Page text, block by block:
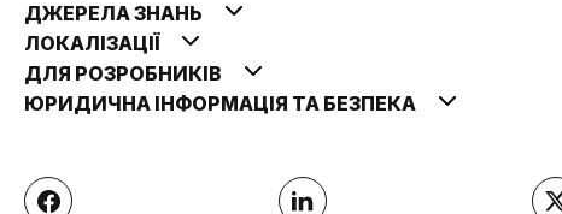
ДЖЕРЕЛА ЗНАНЬ
ЛОКАЛІЗАЦІЇ
ДЛЯ РОЗРОБНИКІВ
ЮРИДИЧНА ІНФОРМАЦІЯ ТА БЕЗПЕКА